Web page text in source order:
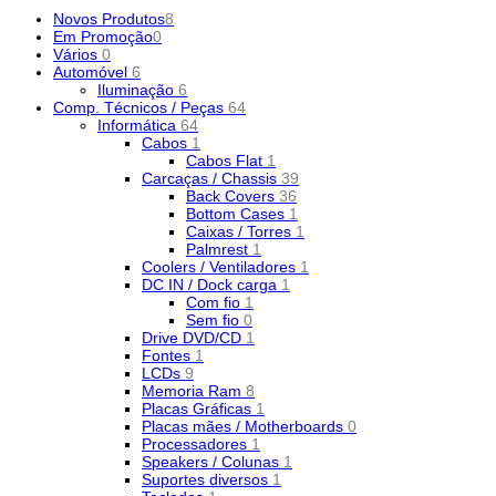
Novos Produtos8
Em Promoção0
Vários 0
Automóvel 6
Iluminação 6
Comp. Técnicos / Peças 64
Informática 64
Cabos 1
Cabos Flat 1
Carcaças / Chassis 39
Back Covers 36
Bottom Cases 1
Caixas / Torres 1
Palmrest 1
Coolers / Ventiladores 1
DC IN / Dock carga 1
Com fio 1
Sem fio 0
Drive DVD/CD 1
Fontes 1
LCDs 9
Memoria Ram 8
Placas Gráficas 1
Placas mães / Motherboards 0
Processadores 1
Speakers / Colunas 1
Suportes diversos 1